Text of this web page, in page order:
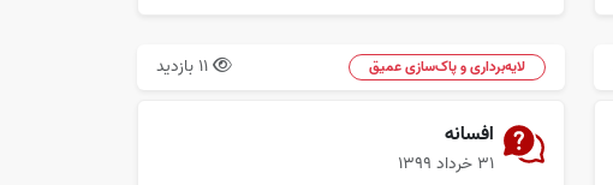
لایه‌برداری و پاک‌سازی عمیق
افسانه
۳۱ خرداد ۱۳۹۹